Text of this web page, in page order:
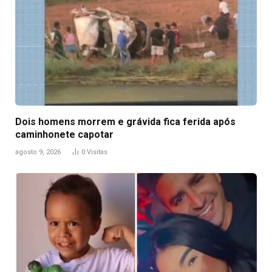
Dois homens morrem e grávida fica ferida após
caminhonete capotar
agosto 9, 2026 0 Visitas